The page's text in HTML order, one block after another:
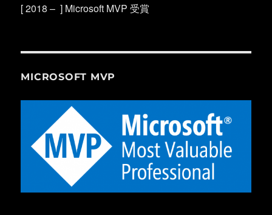
[ 2018 – ] Microsoft MVP 受賞
MICROSOFT MVP